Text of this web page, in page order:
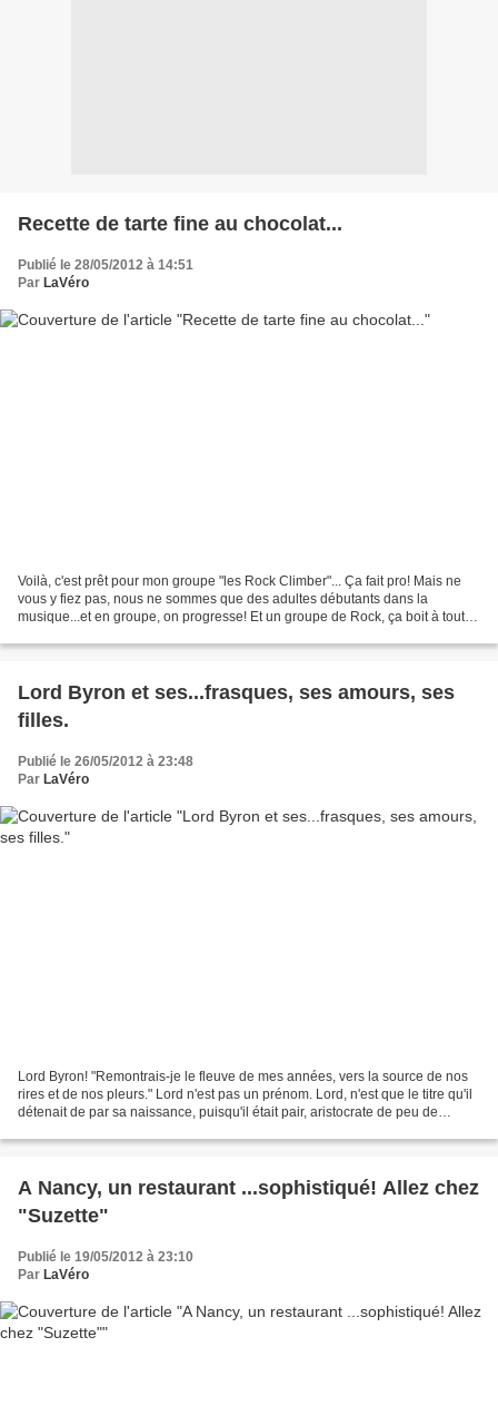
Recette de tarte fine au chocolat...
Publié le 28/05/2012 à 14:51
Par LaVéro
Voilà, c'est prêt pour mon groupe "les Rock Climber"... Ça fait pro! Mais ne
vous y fiez pas, nous ne sommes que des adultes débutants dans la
musique...et en groupe, on progresse! Et un groupe de Rock, ça boit à toute
Lord Byron et ses...frasques, ses amours, ses
filles.
Publié le 26/05/2012 à 23:48
Par LaVéro
Lord Byron! "Remontrais-je le fleuve de mes années, vers la source de nos
rires et de nos pleurs." Lord n'est pas un prénom. Lord, n'est que le titre qu'il
détenait de par sa naissance, puisqu'il était pair, aristocrate de peu de
A Nancy, un restaurant ...sophistiqué! Allez chez
"Suzette"
Publié le 19/05/2012 à 23:10
Par LaVéro